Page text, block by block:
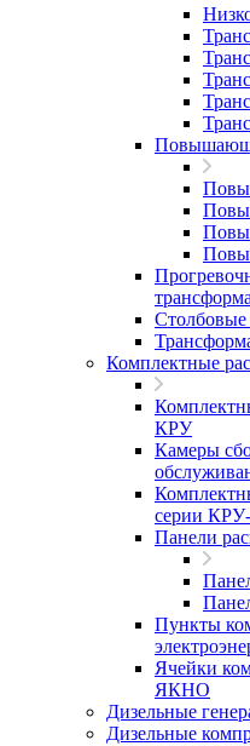
Столбовые
Комплектные
КРУ
Камеры
серии
Панели
Пункты
Ячейки
ЯКНО
Дизельные
Дизельные